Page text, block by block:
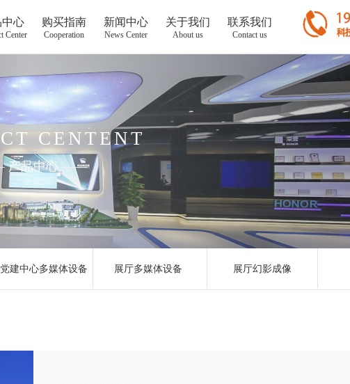
中心
Center
购买指南
Cooperation
新闻中心
News Center
关于我们
About us
联系我们
Contact us
CENTENT
产品中心 ——
建中心多媒体设备 展厅多媒体设备 展厅幻影成像